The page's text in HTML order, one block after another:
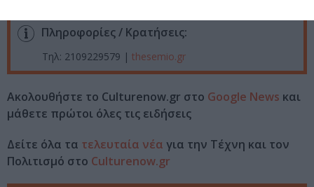
Πληροφορίες / Κρατήσεις:
Τηλ: 2109229579 | thesemio.gr
Ακολουθήστε το Culturenow.gr στο Google News και
μάθετε πρώτοι όλες τις ειδήσεις
Δείτε όλα τα τελευταία νέα για την Τέχνη και τον
Πολιτισμό στο Culturenow.gr